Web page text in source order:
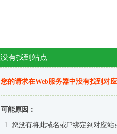
没有找到站点
您的请求在Web服务器中没有找到对
可能原因：
您没有将此域名或IP绑定到对应站